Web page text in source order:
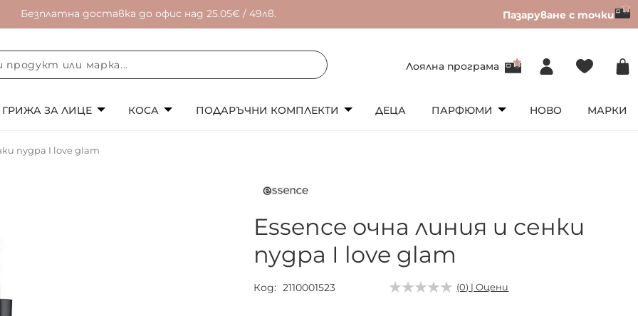
Безплатна доставка до офис над 25.05€ / 49лв. Пазаруване с точки
Лоялна програма
ГРИЖА ЗА ЛИЦЕ КОСА ПОДАРЪЧНИ КОМПЛЕКТИ ДЕЦА ПАРФЮМИ НОВО МАРКИ
пудра I love glam
Essence очна линия и сенки
пудра I love glam
Код 2110001523 (0) | Оцени